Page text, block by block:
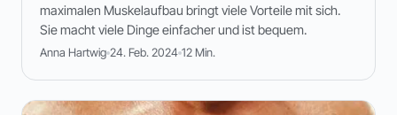
maximalen Muskelaufbau bringt viele Vorteile mit sich.
Sie macht viele Dinge einfacher und ist bequem.
Anna Hartwig 24. Feb. 2024 12 Min.